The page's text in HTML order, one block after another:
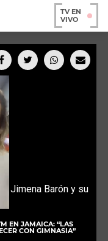
TV EN
VIVO
EN JAMAICA: “LAS
CON GIMNASIA”